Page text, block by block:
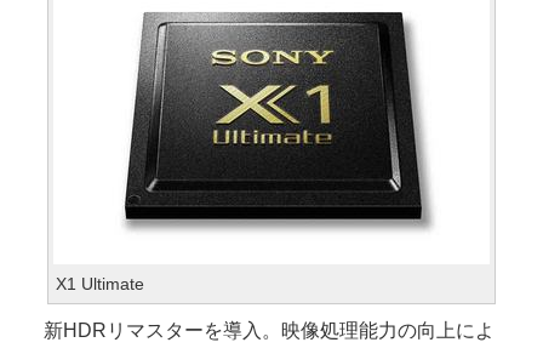
X1 Ultimate
新HDRリマスターを導入。映像処理能力の向上によ